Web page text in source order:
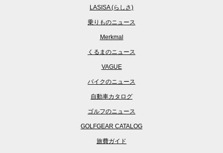
LASISA (らしさ)
乗りものニュース
Merkmal
くるまのニュース
VAGUE
バイクのニュース
自動車カタログ
ゴルフのニュース
GOLFGEAR CATALOG
旅費ガイド